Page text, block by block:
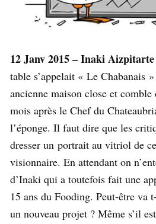
12 Janv 2015 – Inaki
table s’appelait « Le Chabanais
ancienne maison close et
mois après le Chef du
l’éponge. Il faut dire que les
dresser un portrait au vitriol de
visionnaire. En attendant on
d’Inaki qui a toutefois fait une
15 ans du Fooding. Peut-être va
un nouveau projet ? Même s’il